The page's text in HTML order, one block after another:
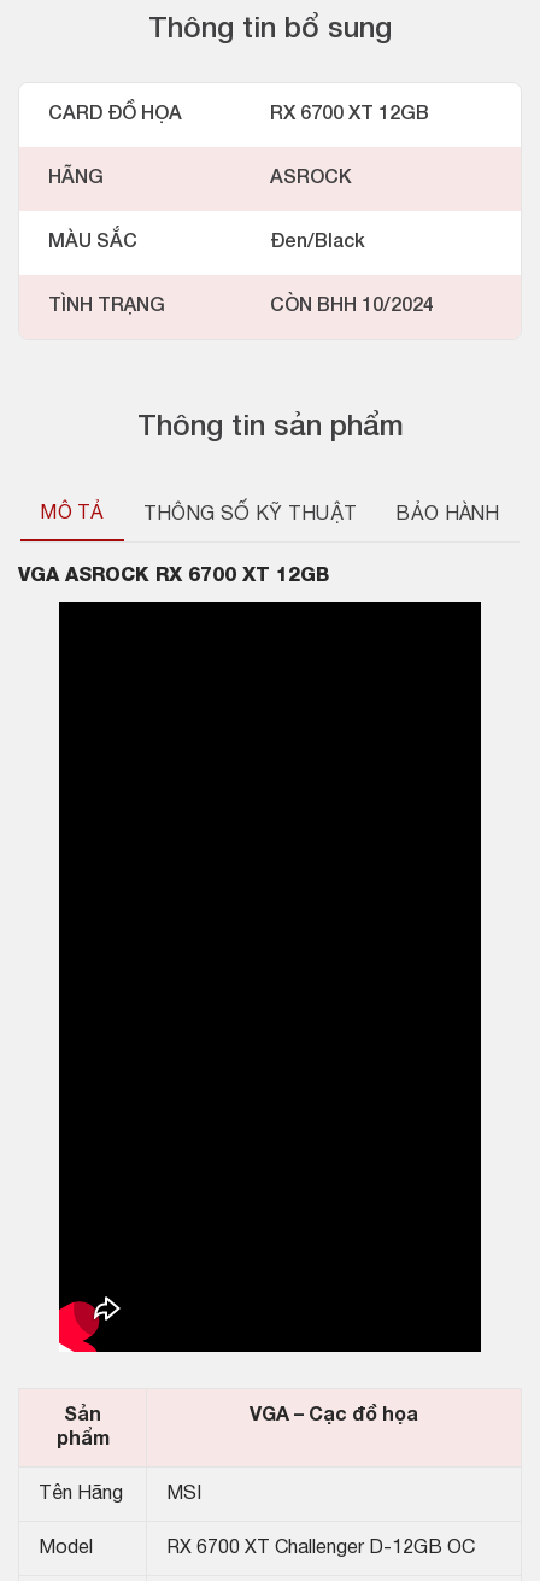
Thông tin sản phẩm
MÔ TẢ THÔNG SỐ KỸ THUẬT BẢO HÀNH
VGA ASROCK RX 6700 XT 12GB
Sản
phẩm
VGA – Cạc đồ họa
Tên Hãng MSI
Model RX 6700 XT Challenger D-12GB OC
Thông tin bổ sung
CARD ĐỒ HỌA RX 6700 XT 12GB
HÃNG ASROCK
MÀU SẮC Đen/Black
TÌNH TRẠNG CÒN BHH 10/2024